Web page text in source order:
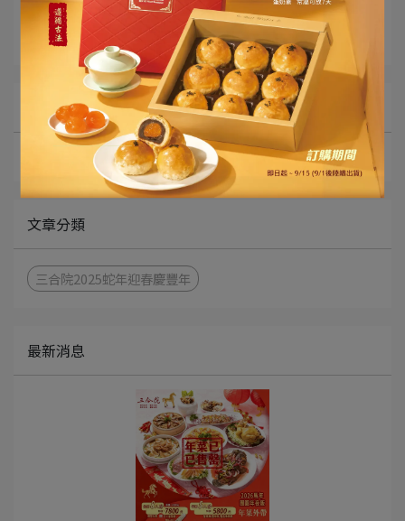
所有文章主題
最新消息
文章分類
三合院2025蛇年迎春慶豐年
最新消息